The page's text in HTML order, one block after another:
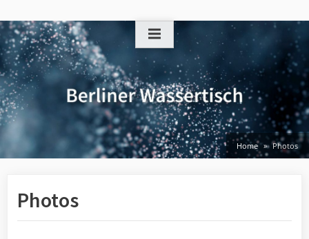
to
content
Home Photos
Photos